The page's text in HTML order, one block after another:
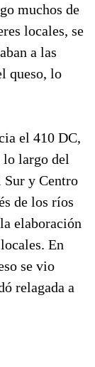
muchos de
locales, se
a las
queso, lo
el 410 DC,
lo largo del
y Centro
de los ríos
elaboración
En
se vio
relagada a